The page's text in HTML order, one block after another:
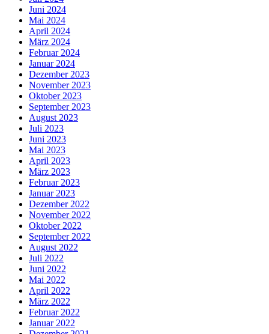
Juni 2024
Mai 2024
April 2024
März 2024
Februar 2024
Januar 2024
Dezember 2023
November 2023
Oktober 2023
September 2023
August 2023
Juli 2023
Juni 2023
Mai 2023
April 2023
März 2023
Februar 2023
Januar 2023
Dezember 2022
November 2022
Oktober 2022
September 2022
August 2022
Juli 2022
Juni 2022
Mai 2022
April 2022
März 2022
Februar 2022
Januar 2022